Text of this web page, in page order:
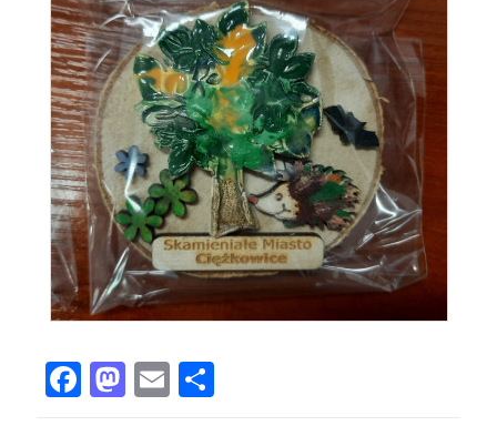
Facebook
Mastodon
EmailShare